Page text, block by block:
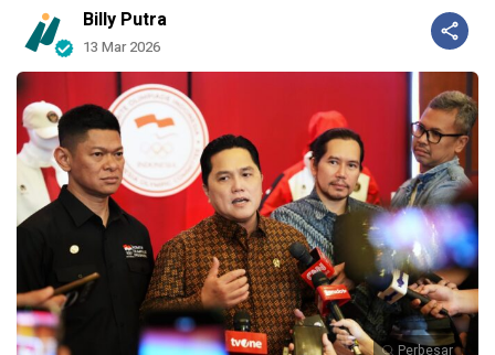
Billy Putra
13 Mar 2026
Perbesar